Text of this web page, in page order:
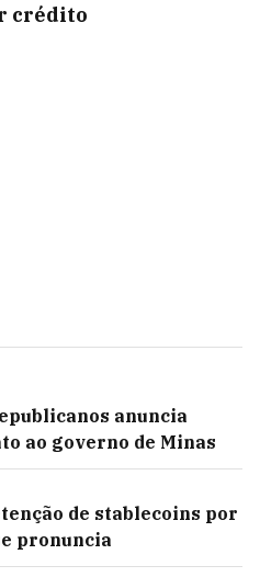
crédito
anuncia
ao governo de Minas
de stablecoins por
pronuncia